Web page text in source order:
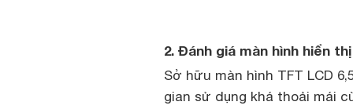
2. Đánh giá màn hình hiển
Sở hữu màn hình TFT LCD
gian sử dụng khá thoải mái